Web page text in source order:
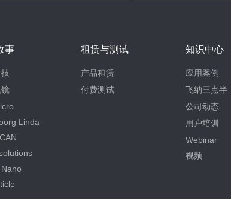
事
Linda
租赁与测试
产品租赁
付费测试
知识中心
应用案例
飞纳三点半
公司动态
用户培训
Webinar
视频